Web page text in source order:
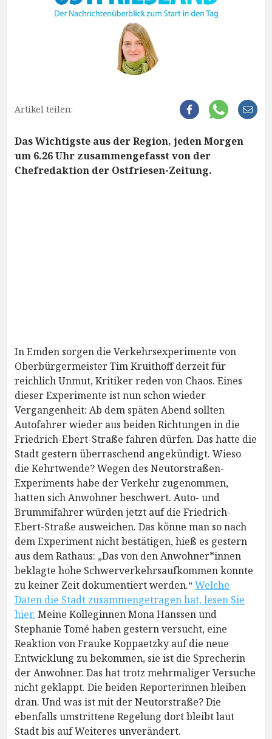
Artikel teilen:
Das Wichtigste aus der Region, jeden Morgen
um 6.26 Uhr zusammengefasst von der
Chefredaktion der Ostfriesen-Zeitung.
In Emden sorgen die Verkehrsexperimente von
Oberbürgermeister Tim Kruithoff derzeit für
reichlich Unmut, Kritiker reden von Chaos. Eines
dieser Experimente ist nun schon wieder
Vergangenheit: Ab dem späten Abend sollten
Autofahrer wieder aus beiden Richtungen in die
Friedrich-Ebert-Straße fahren dürfen. Das hatte die
Stadt gestern überraschend angekündigt. Wieso
die Kehrtwende? Wegen des Neutorstraßen-
Experiments habe der Verkehr zugenommen,
hatten sich Anwohner beschwert. Auto- und
Brummifahrer würden jetzt auf die Friedrich-
Ebert-Straße ausweichen. Das könne man so nach
dem Experiment nicht bestätigen, hieß es gestern
aus dem Rathaus: „Das von den Anwohner*innen
beklagte hohe Schwerverkehrsaufkommen konnte
zu keiner Zeit dokumentiert werden.“Welche
Daten die Stadt zusammengetragen hat, lesen Sie
hier. Meine Kolleginnen Mona Hanssen und
Stephanie Tomé haben gestern versucht, eine
Reaktion von Frauke Koppaetzky auf die neue
Entwicklung zu bekommen, sie ist die Sprecherin
der Anwohner. Das hat trotz mehrmaliger Versuche
nicht geklappt. Die beiden Reporterinnen bleiben
dran. Und was ist mit der Neutorstraße? Die
ebenfalls umstrittene Regelung dort bleibt laut
Stadt bis auf Weiteres unverändert.